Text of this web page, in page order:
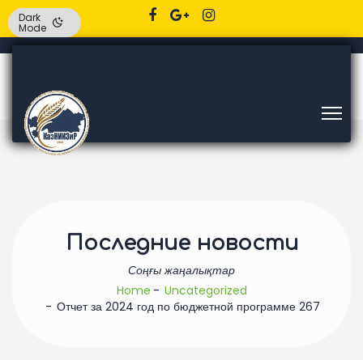
Последние новости
Соңғы жаңалықтар
Home
Uncategorized
Отчет за 2024 год по бюджетной программе 267
Dark
Mode